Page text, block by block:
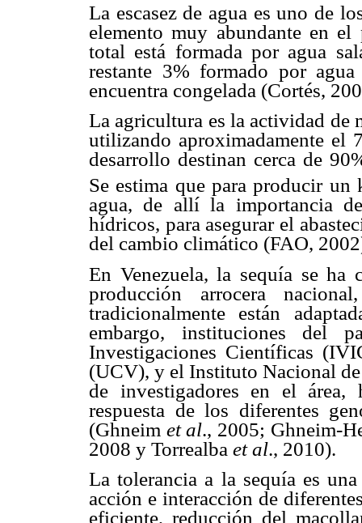
La escasez de agua es uno de
elemento muy abundante en
total está formada por agua
restante 3% formado por
encuentra congelada (Cortés,
La agricultura es la actividad de
utilizando aproximadamente el
desarrollo destinan cerca de
Se estima que para producir
agua, de allí la importancia
hídricos, para asegurar el
del cambio climático (FAO,
En Venezuela, la sequía se
producción arrocera
tradicionalmente están
embargo, instituciones del
Investigaciones Científicas
(UCV), y el Instituto Nacional
de investigadores en el área,
respuesta de los diferentes
(Ghneim et al., 2005; Ghneim-
2008 y Torrealba et al., 2010).
La tolerancia a la sequía es
acción e interacción de
eficiente, reducción del